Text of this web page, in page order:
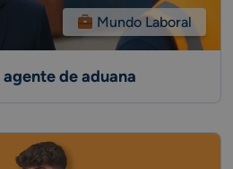
Mundo Laboral
de aduana